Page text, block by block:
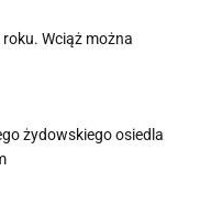
Wciąż można
żydowskiego osiedla